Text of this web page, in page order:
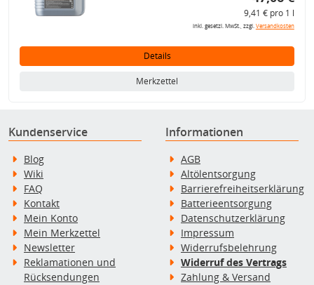
9,41 € pro 1 l
inkl. gesetzl. MwSt., zzgl.Versandkosten
Details
Merkzettel
Kundenservice
Blog
Wiki
FAQ
Kontakt
Mein Konto
Mein Merkzettel
Newsletter
Reklamationen und
Rücksendungen
Informationen
AGB
Altölentsorgung
Barrierefreiheitserklärung
Batterieentsorgung
Datenschutzerklärung
Impressum
Widerrufsbelehrung
Widerruf des Vertrags
Zahlung & Versand